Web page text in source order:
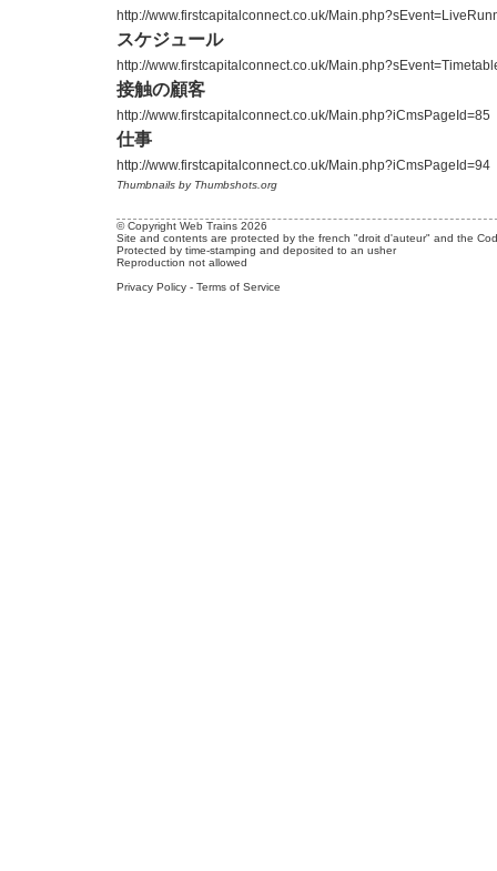
http://www.firstcapitalconnect.co.uk/
スケジュール
http://www.firstcapitalconnect.co.uk/
接触の顧客
http://www.firstcapitalconnect.co.uk/Main.php?iCmsPageId=85
仕事
http://www.firstcapitalconnect.co.uk/Main.php?iCmsPageId=94
Thumbnails by Thumbshots.org
© Copyright Web Trains 2026
Site and contents are protected by the french "droit d'auteur" and the
Protected by time-stamping and deposited to an usher
Reproduction not allowed
Privacy Policy - Terms of Service